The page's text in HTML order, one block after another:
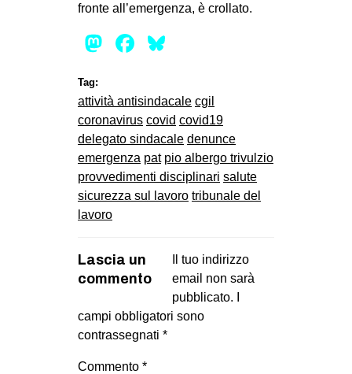
fronte all’emergenza, è crollato.
Mastodon
Facebook
Tag:
attività antisindacale cgil
coronavirus covid covid19
delegato sindacale denunce
emergenza pat pio albergo trivulzio
provvedimenti disciplinari salute
sicurezza sul lavoro tribunale del
lavoro
Lascia un
commento
Il tuo indirizzo
email non sarà
pubblicato.
campi obbligatori sono
contrassegnati *
Commento *